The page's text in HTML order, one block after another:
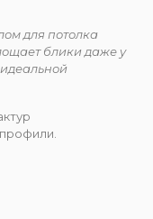
для потолка
блики даже у